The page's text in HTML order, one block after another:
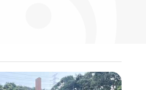
Người việt nam